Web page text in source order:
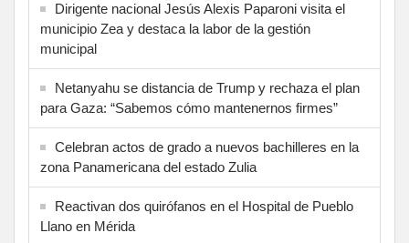
Dirigente nacional Jesús Alexis Paparoni visita el
municipio Zea y destaca la labor de la gestión
municipal
Netanyahu se distancia de Trump y rechaza el plan
para Gaza: “Sabemos cómo mantenernos firmes”
Celebran actos de grado a nuevos bachilleres en la
zona Panamericana del estado Zulia
Reactivan dos quirófanos en el Hospital de Pueblo
Llano en Mérida